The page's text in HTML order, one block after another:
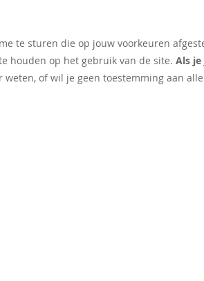
te sturen die op jouw voorkeuren
houden op het gebruik van de site. Als
weten, of wil je geen toestemming aan